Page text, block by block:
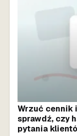
Wrzuć cennik
sprawdź, czy
pytania